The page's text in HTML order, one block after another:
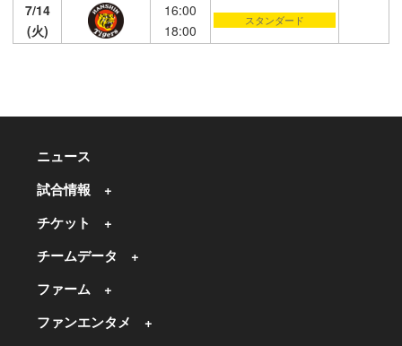
7/14
(火)
16:00
18:00
スタンダード
ニュース
試合情報
チケット
チームデータ
ファーム
ファンエンタメ